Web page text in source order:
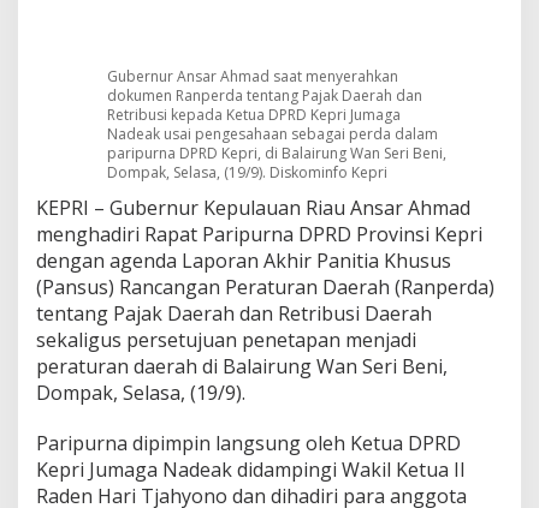
i
b
u
s
i
a
e
r
h
Gubernur Ansar Ahmad saat menyerahkan
dokumen Ranperda tentang Pajak Daerah dan
Retribusi kepada Ketua DPRD Kepri Jumaga
Nadeak usai pengesahaan sebagai perda dalam
paripurna DPRD Kepri, di Balairung Wan Seri Beni,
Dompak, Selasa, (19/9). Diskominfo Kepri
KEPRI – Gubernur Kepulauan Riau Ansar Ahmad
menghadiri Rapat Paripurna DPRD Provinsi Kepri
dengan agenda Laporan Akhir Panitia Khusus
(Pansus) Rancangan Peraturan Daerah (Ranperda)
tentang Pajak Daerah dan Retribusi Daerah
sekaligus persetujuan penetapan menjadi
peraturan daerah di Balairung Wan Seri Beni,
Dompak, Selasa, (19/9).
Paripurna dipimpin langsung oleh Ketua DPRD
Kepri Jumaga Nadeak didampingi Wakil Ketua II
Raden Hari Tjahyono dan dihadiri para anggota